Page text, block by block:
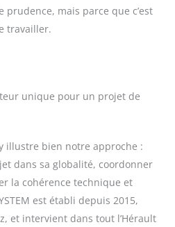
mais parce que c’est
travailler.
unique pour un projet de
illustre bien notre approche :
dans sa globalité, coordonner
la cohérence technique et
est établi depuis 2015,
et intervient dans tout l’Hérault